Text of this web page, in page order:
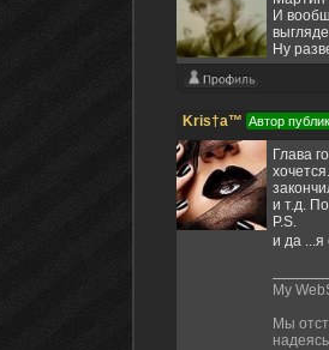
И
Ну
Kris†a™ Автор
Глава
и т.д.
P.S.
и да ...я
My
Мы